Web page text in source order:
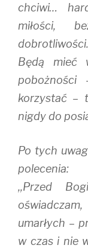
chciwi…
miłości,
dobrotliwości.
Będą mieć
korzystać –
nigdy do
Po tych
polecenia:
,,Przed
umarłych –
w czas i nie